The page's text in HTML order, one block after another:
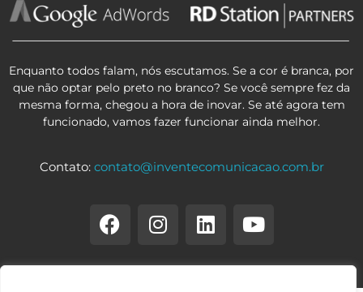
Enquanto todos falam, nós escutamos. Se a cor é branca, por
que não optar pelo preto no branco? Se você sempre fez da
mesma forma, chegou a hora de inovar. Se até agora tem
funcionado, vamos fazer funcionar ainda melhor.
Contato: contato@inventecomunicacao.com.br